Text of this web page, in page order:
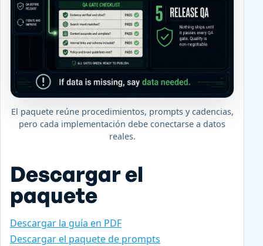
El paquete reúne procedimientos, prompts y cadencias,
pero cada implementación debe conectarse a datos
reales.
Descargar el
paquete
Descargar la guía en PDF
Descargar el paquete de prompts